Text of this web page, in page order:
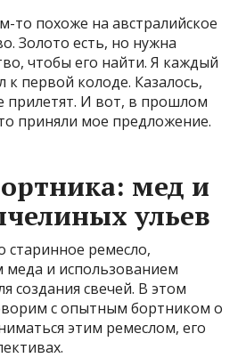
то похоже на австралийское
Золото есть, но нужна
чтобы его найти. Я каждый
к первой колоде. Казалось,
прилетят. И вот, в прошлом
приняли мое предложение.
мед и
ульев
старинное ремесло,
меда и использованием
создания свечей. В этом
с опытным бортником о
этим ремеслом, его